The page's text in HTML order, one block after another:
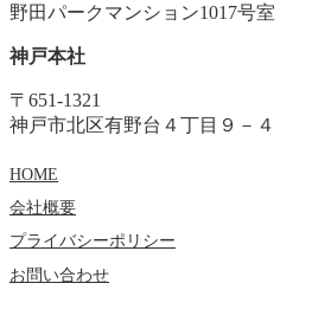
野田パークマンション1017号室
神戸本社
〒651-1321
神戸市北区有野台４丁目９－４
HOME
会社概要
プライバシーポリシー
お問い合わせ